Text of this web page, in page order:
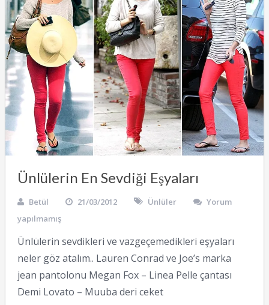
Ünlülerin En Sevdiği Eşyaları
Betül 21/03/2012 Ünlüler
Yorum
yapılmamış
Ünlülerin sevdikleri ve vazgeçemedikleri eşyaları
neler göz atalım.. Lauren Conrad ve Joe’s marka
jean pantolonu Megan Fox – Linea Pelle çantası
Demi Lovato – Muuba deri ceket